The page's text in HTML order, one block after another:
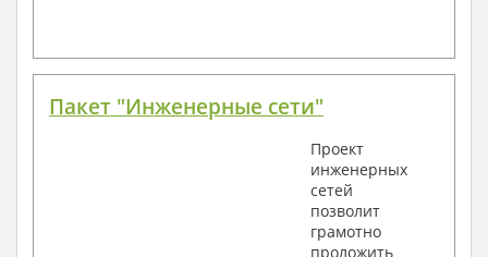
3. Инженерный раздел (приобретается по желанию
за дополнительную плату):
Условные обозначения с общими данными
Поэтажная система водоснабжения и
Аксонометрическая схема водоснабжения и
Пакет "Инженерные сети"
Проект
инженерных
сетей
позволит
грамотно
проложить